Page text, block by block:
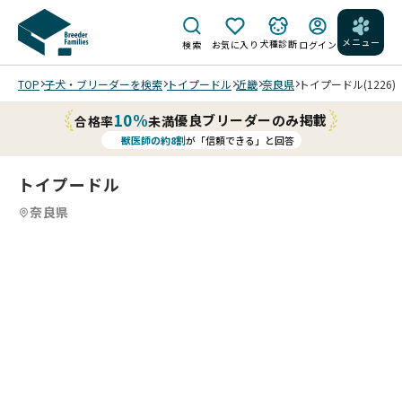
検索 お気に入り 犬種診断 ログイン メニュー
TOP 子犬・ブリーダーを検索 トイプードル 近畿 奈良県 トイプードル(1226)
合格率10%未満優良ブリーダーのみ掲載
獣医師の約8割が「信頼できる」と回答
トイプードル
奈良県